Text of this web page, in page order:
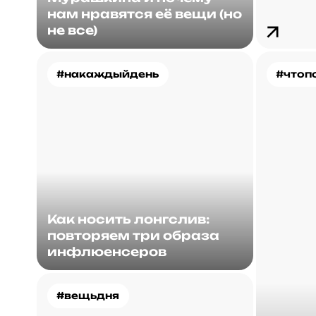
нам нравятся её вещи (но
не все)
#накаждыйдень
Как носить лонгслив:
повторяем три образа
инфлюенсеров
#вещьдня